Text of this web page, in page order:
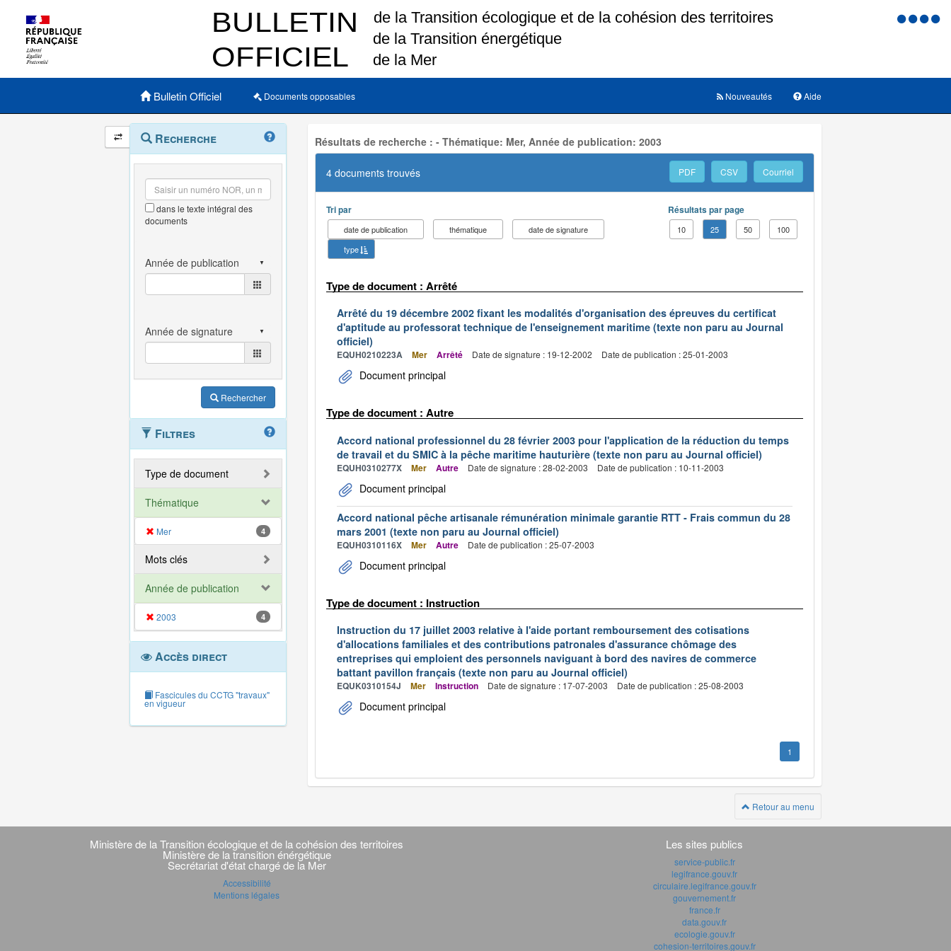
Menu
Menu principal
Bulletin Officiel Documents opposables Aide
Nouveautés
Navigation
et
outils
annexes
Menu
contextuel
Recherche
dans le texte intégral des
documents
Rechercher
Filtres
Type de document
Thématique
Mer 4
Mots clés
Année de publication
2003 4
Accès direct
Fascicules du CCTG "travaux"
en vigueur
Résultats de recherche : - Thématique: Mer, Année de publication: 2003
4 documents trouvés PDF CSV Courriel
Tri par
date de publication thématique
date de signature
type
Résultats par page
10 25 50 100
Type de document : Arrêté
Arrêté du 19 décembre 2002 fixant les modalités d'organisation des épreuves du certificat
d'aptitude au professorat technique de l'enseignement maritime (texte non paru au Journal
officiel)
EQUH0210223A Mer Arrêté Date de signature : 19-12-2002 Date de publication : 25-01-2003
Document principal
Type de document : Autre
Accord national professionnel du 28 février 2003 pour l'application de la réduction du temps
de travail et du SMIC à la pêche maritime hauturière (texte non paru au Journal officiel)
EQUH0310277X Mer Autre Date de signature : 28-02-2003 Date de publication : 10-11-2003
Document principal
Accord national pêche artisanale rémunération minimale garantie RTT - Frais commun du 28
mars 2001 (texte non paru au Journal officiel)
EQUH0310116X Mer Autre Date de publication : 25-07-2003
Document principal
Type de document : Instruction
Instruction du 17 juillet 2003 relative à l'aide portant remboursement des cotisations
d'allocations familiales et des contributions patronales d'assurance chômage des
entreprises qui emploient des personnels naviguant à bord des navires de commerce
battant pavillon français (texte non paru au Journal officiel)
EQUK0310154J Mer Instruction Date de signature : 17-07-2003 Date de publication : 25-08-2003
Document principal
1
Retour au menu
Navigation
transverseMinistère de la Transition écologique et de la cohésion des territoires
Ministère de la transition énérgétique
Secrétariat d'état chargé de la Mer
Accessibilité
Mentions légales
Les sites publics
service-public.fr
legifrance.gouv.fr
circulaire.legifrance.gouv.fr
gouvernement.fr
france.fr
data.gouv.fr
ecologie.gouv.fr
cohesion-territoires.gouv.fr